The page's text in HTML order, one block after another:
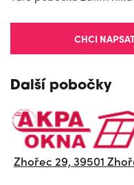
CHCI
Další pobočky
Zhořec 29, 39501